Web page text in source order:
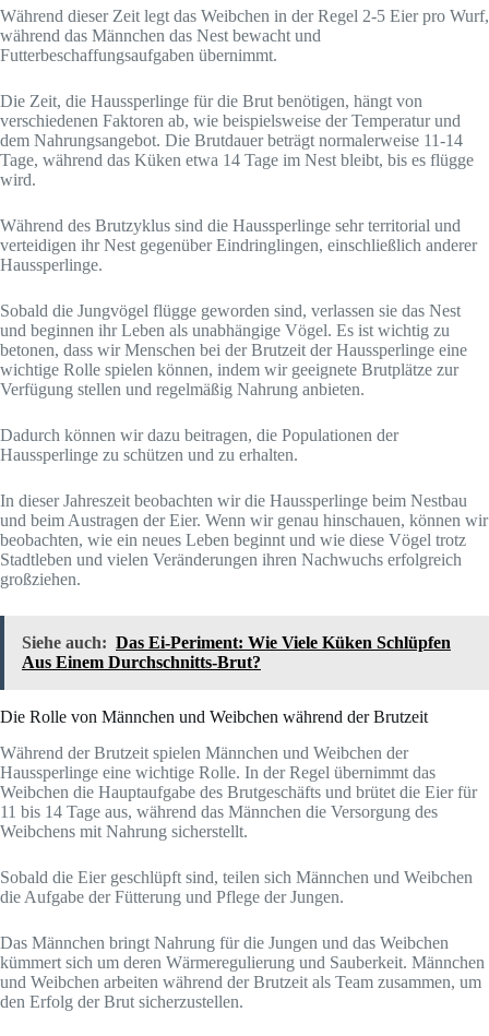
Während dieser Zeit legt das Weibchen in der Regel 2-5 Eier pro Wurf,
während das Männchen das Nest bewacht und
Futterbeschaffungsaufgaben übernimmt.
Die Zeit, die Haussperlinge für die Brut benötigen, hängt von
verschiedenen Faktoren ab, wie beispielsweise der Temperatur und
dem Nahrungsangebot. Die Brutdauer beträgt normalerweise 11-14
Tage, während das Küken etwa 14 Tage im Nest bleibt, bis es flügge
wird.
Während des Brutzyklus sind die Haussperlinge sehr territorial und
verteidigen ihr Nest gegenüber Eindringlingen, einschließlich anderer
Haussperlinge.
Sobald die Jungvögel flügge geworden sind, verlassen sie das Nest
und beginnen ihr Leben als unabhängige Vögel. Es ist wichtig zu
betonen, dass wir Menschen bei der Brutzeit der Haussperlinge eine
wichtige Rolle spielen können, indem wir geeignete Brutplätze zur
Verfügung stellen und regelmäßig Nahrung anbieten.
Dadurch können wir dazu beitragen, die Populationen der
Haussperlinge zu schützen und zu erhalten.
In dieser Jahreszeit beobachten wir die Haussperlinge beim Nestbau
und beim Austragen der Eier. Wenn wir genau hinschauen, können wir
beobachten, wie ein neues Leben beginnt und wie diese Vögel trotz
Stadtleben und vielen Veränderungen ihren Nachwuchs erfolgreich
großziehen.
Siehe auch: Das Ei-Periment: Wie Viele Küken Schlüpfen
Aus Einem Durchschnitts-Brut?
Die Rolle von Männchen und Weibchen während der Brutzeit
Während der Brutzeit spielen Männchen und Weibchen der
Haussperlinge eine wichtige Rolle. In der Regel übernimmt das
Weibchen die Hauptaufgabe des Brutgeschäfts und brütet die Eier für
11 bis 14 Tage aus, während das Männchen die Versorgung des
Weibchens mit Nahrung sicherstellt.
Sobald die Eier geschlüpft sind, teilen sich Männchen und Weibchen
die Aufgabe der Fütterung und Pflege der Jungen.
Das Männchen bringt Nahrung für die Jungen und das Weibchen
kümmert sich um deren Wärmeregulierung und Sauberkeit. Männchen
und Weibchen arbeiten während der Brutzeit als Team zusammen, um
den Erfolg der Brut sicherzustellen.